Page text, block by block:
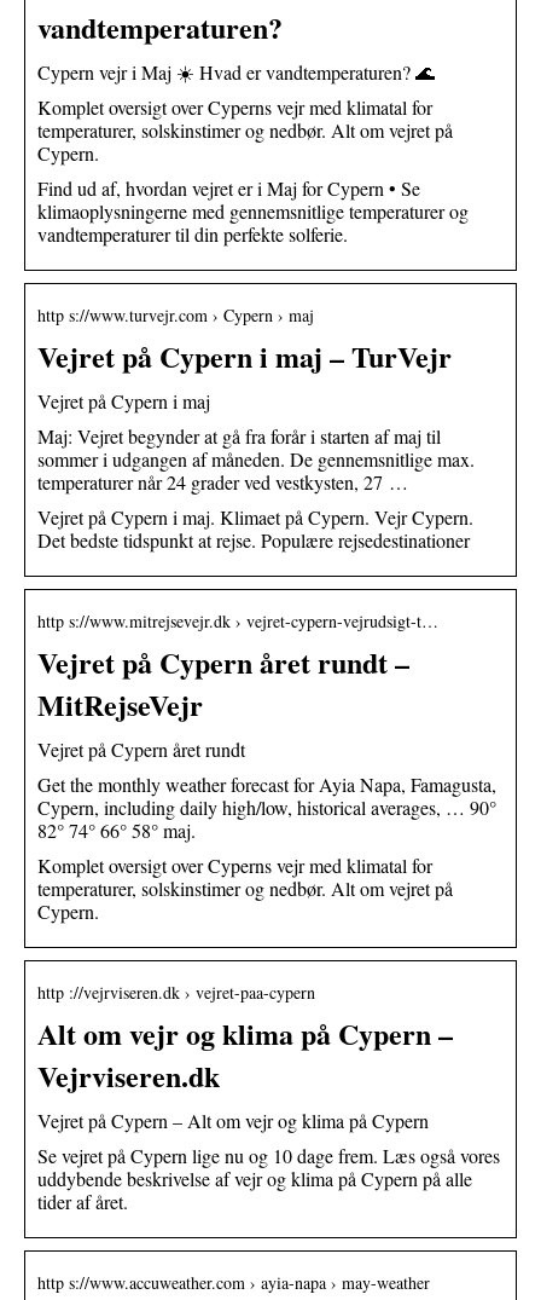
vandtemperaturen?
Cypern vejr i Maj ☀️ Hvad er vandtemperaturen? 🌊
Komplet oversigt over Cyperns vejr med klimatal for
temperaturer, solskinstimer og nedbør. Alt om vejret på
Cypern.
Find ud af, hvordan vejret er i Maj for Cypern • Se
klimaoplysningerne med gennemsnitlige temperaturer og
vandtemperaturer til din perfekte solferie.
http s://www.turvejr.com › Cypern › maj
Vejret på Cypern i maj – TurVejr
Vejret på Cypern i maj
Maj: Vejret begynder at gå fra forår i starten af maj til
sommer i udgangen af måneden. De gennemsnitlige max.
temperaturer når 24 grader ved vestkysten, 27 …
Vejret på Cypern i maj. Klimaet på Cypern. Vejr Cypern.
Det bedste tidspunkt at rejse. Populære rejsedestinationer
http s://www.mitrejsevejr.dk › vejret-cypern-vejrudsigt-t…
Vejret på Cypern året rundt –
MitRejseVejr
Vejret på Cypern året rundt
Get the monthly weather forecast for Ayia Napa, Famagusta,
Cypern, including daily high/low, historical averages, … 90°
82° 74° 66° 58° maj.
Komplet oversigt over Cyperns vejr med klimatal for
temperaturer, solskinstimer og nedbør. Alt om vejret på
Cypern.
http ://vejrviseren.dk › vejret-paa-cypern
Alt om vejr og klima på Cypern –
Vejrviseren.dk
Vejret på Cypern – Alt om vejr og klima på Cypern
Se vejret på Cypern lige nu og 10 dage frem. Læs også vores
uddybende beskrivelse af vejr og klima på Cypern på alle
tider af året.
http s://www.accuweather.com › ayia-napa › may-weather